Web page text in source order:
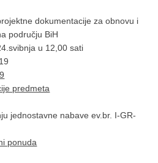
dokumentacije za obnovu i
području BiH
u 12,00 sati
predmeta
jednostavne nabave ev.br. I-GR-
ponuda